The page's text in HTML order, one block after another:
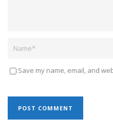
Save my name, email, and